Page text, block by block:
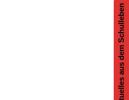
Aktuelles aus dem Schulleben